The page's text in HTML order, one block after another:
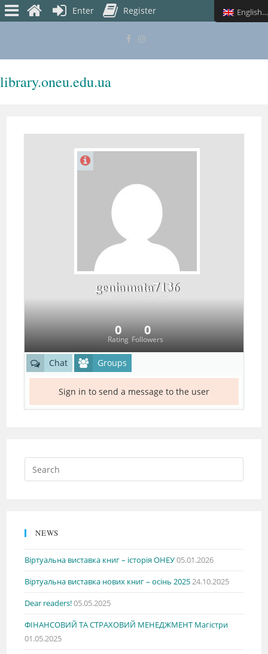
library.oneu.edu.ua
geniamata7136
Rating
0
Followers
0
Chat Groups
Sign in to send a message to the user
NEWS
Віртуальна виставка книг – історія ОНЕУ05.01.2026
Віртуальна виставка нових книг – осінь 202524.10.2025
Dear readers!05.05.2025
ФІНАНСОВИЙ ТА СТРАХОВИЙ МЕНЕДЖМЕНТ Магістри
01.05.2025
Enter Register English (UK)